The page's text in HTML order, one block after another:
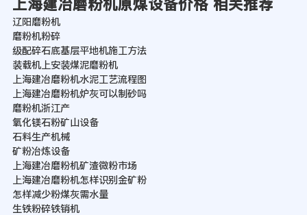
上海建冶磨粉机原煤设备价格 相关推荐
辽阳磨粉机
磨粉机粉碎
级配碎石底基层平地机施工方法
装载机上安装煤泥磨粉机
上海建冶磨粉机水泥工艺流程图
上海建冶磨粉机炉灰可以制砂吗
磨粉机浙江产
氧化镁石粉矿山设备
石料生产机械
矿粉冶炼设备
上海建冶磨粉机矿渣微粉市场
上海建冶磨粉机怎样识别金矿粉
怎样减少粉煤灰需水量
生铁粉碎铁销机